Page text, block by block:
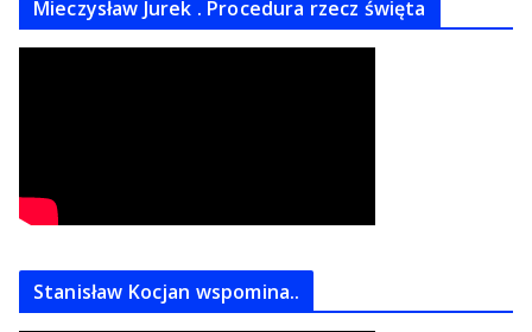
Mieczysław Jurek . Procedura rzecz święta
Stanisław Kocjan wspomina..